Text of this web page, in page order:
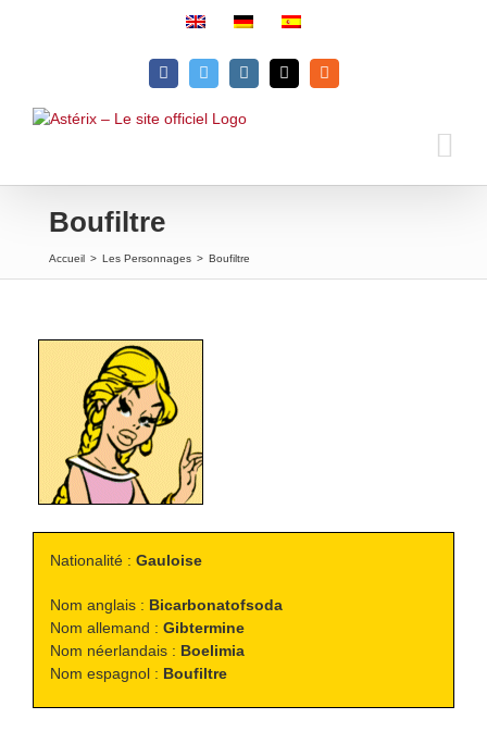
FacebookTwitterInstagramEmailRss
Boufiltre
Accueil > Les Personnages > Boufiltre
Nationalité : Gauloise
Nom anglais : Bicarbonatofsoda
Nom allemand : Gibtermine
Nom néerlandais : Boelimia
Nom espagnol : Boufiltre